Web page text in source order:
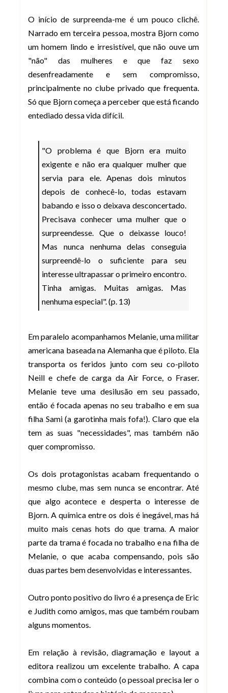
O início de surpreenda-me é um pouco clichê.
Narrado em terceira pessoa, mostra Bjorn como
um homem lindo e irresistível, que não ouve um
"não" das mulheres e que faz sexo
desenfreadamente e sem compromisso,
principalmente no clube privado que frequenta.
Só que Bjorn começa a perceber que está ficando
entediado dessa vida difícil.
"O problema é que Bjorn era muito
exigente e não era qualquer mulher que
servia para ele. Apenas dois minutos
depois de conhecê-lo, todas estavam
babando e isso o deixava desconcertado.
Precisava conhecer uma mulher que o
surpreendesse. Que o deixasse louco!
Mas nunca nenhuma delas conseguia
surpreendê-lo o suficiente para seu
interesse ultrapassar o primeiro encontro.
Tinha amigas. Muitas amigas. Mas
nenhuma especial". (p. 13)
Em paralelo acompanhamos Melanie, uma militar
americana baseada na Alemanha que é piloto. Ela
transporta os feridos junto com seu co-piloto
Neill e chefe de carga da Air Force, o Fraser.
Melanie teve uma desilusão em seu passado,
então é focada apenas no seu trabalho e em sua
filha Sami (a garotinha mais fofa!). Claro que ela
tem as suas "necessidades", mas também não
quer compromisso.
Os dois protagonistas acabam frequentando o
mesmo clube, mas sem nunca se encontrar. Até
que algo acontece e desperta o interesse de
Bjorn. A química entre os dois é inegável, mas há
muito mais cenas hots do que trama. A maior
parte da trama é focada no trabalho e na filha de
Melanie, o que acaba compensando, pois são
duas partes bem desenvolvidas e interessantes.
Outro ponto positivo do livro é a presença de Eric
e Judith como amigos, mas que também roubam
alguns momentos.
Em relação à revisão, diagramação e layout a
editora realizou um excelente trabalho. A capa
combina com o conteúdo (o pessoal precisa ler o